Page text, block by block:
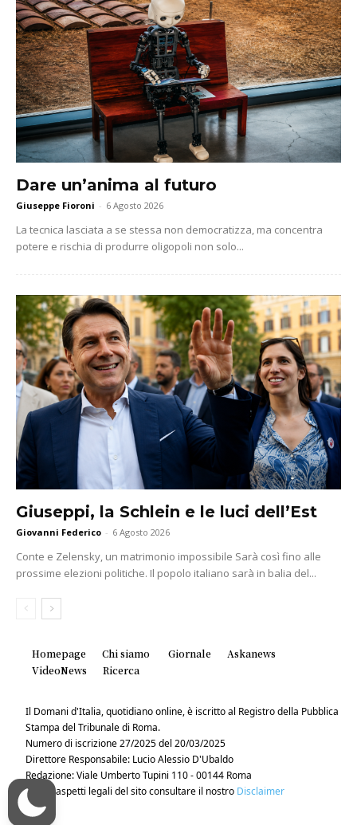
Dare un’anima al futuro
Giuseppe Fioroni - 6 Agosto 2026
La tecnica lasciata a se stessa non democratizza, ma concentra
potere e rischia di produrre oligopoli non solo...
Giuseppi, la Schlein e le luci dell’Est
Giovanni Federico - 6 Agosto 2026
Conte e Zelensky, un matrimonio impossibile Sarà così fino alle
prossime elezioni politiche. Il popolo italiano sarà in balia del...
Homepage Chi siamo Giornale
Askanews
VideoNews
Ricerca
Il Domani d'Italia, quotidiano online, è iscritto al Registro della Pubblica
Stampa del Tribunale di Roma.
Numero di iscrizione 27/2025 del 20/03/2025
Direttore Responsabile: Lucio Alessio D'Ubaldo
Redazione: Viale Umberto Tupini 110 - 00144 Roma
Per gli aspetti legali del sito consultare il nostro Disclaimer